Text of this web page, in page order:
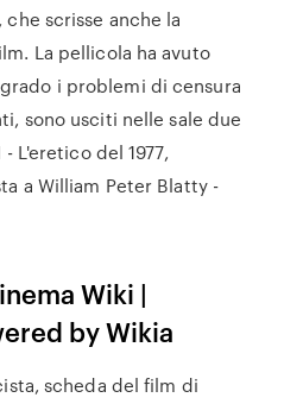
scrisse anche la
La pellicola ha avuto
i problemi di censura
sono usciti nelle sale due
L'eretico del 1977,
a William Peter Blatty -
Wiki |
by Wikia
scheda del film di